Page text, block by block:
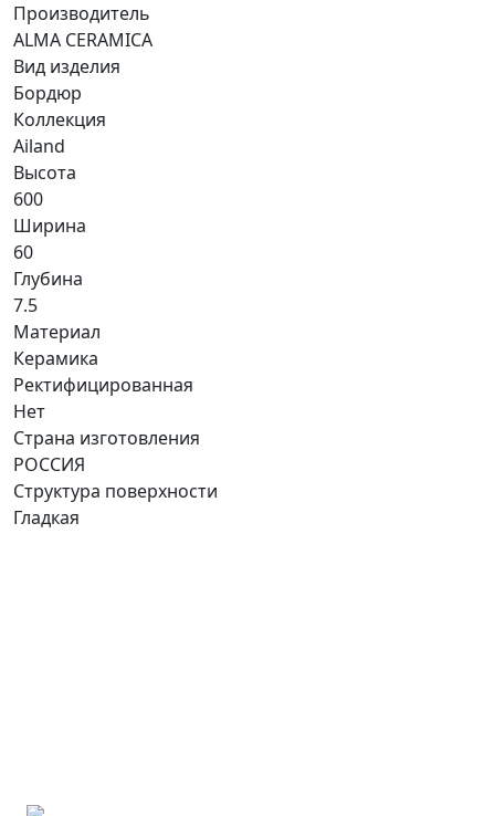
Производитель
ALMA CERAMICA
Вид изделия
Бордюр
Коллекция
Ailand
Высота
600
Ширина
60
Глубина
7.5
Материал
Керамика
Ректифицированная
Нет
Страна изготовления
РОССИЯ
Структура поверхности
Гладкая